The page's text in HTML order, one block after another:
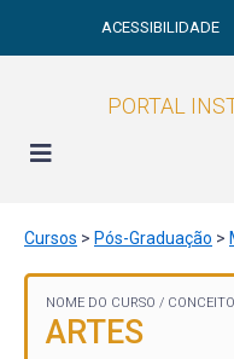
ACESSIBILIDADE
PORTAL
Cursos > Pós-Graduação >
NOME DO CURSO /
ARTES